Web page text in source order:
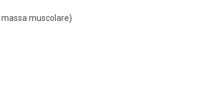
muscolare)